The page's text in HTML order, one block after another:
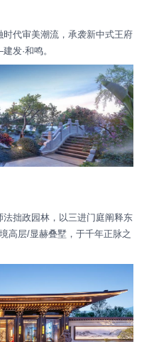
代审美潮流，承袭新中式王府
发·和鸣。
拙政园林，以三进门庭阐释东
高层/显赫叠墅，于千年正脉之